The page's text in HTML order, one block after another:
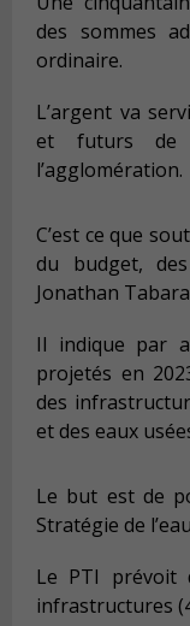
des sommes
ordinaire.
L’argent va
et futurs de
l’agglomération.
C’est ce que
du budget,
Jonathan
Il indique par
projetés en
des
et des eaux
Le but est de
Stratégie de
Le PTI prévoit
infrastructures